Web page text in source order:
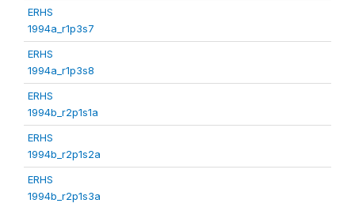
ERHS
1994a_r1p3s7
ERHS
1994a_r1p3s8
ERHS
1994b_r2p1s1a
ERHS
1994b_r2p1s2a
ERHS
1994b_r2p1s3a